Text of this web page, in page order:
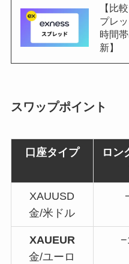
【比
プレ
時間
新】
スワップポイント
口座タイプ
ロン
XAUUSD
金/米ドル
XAUEUR
金/ユーロ